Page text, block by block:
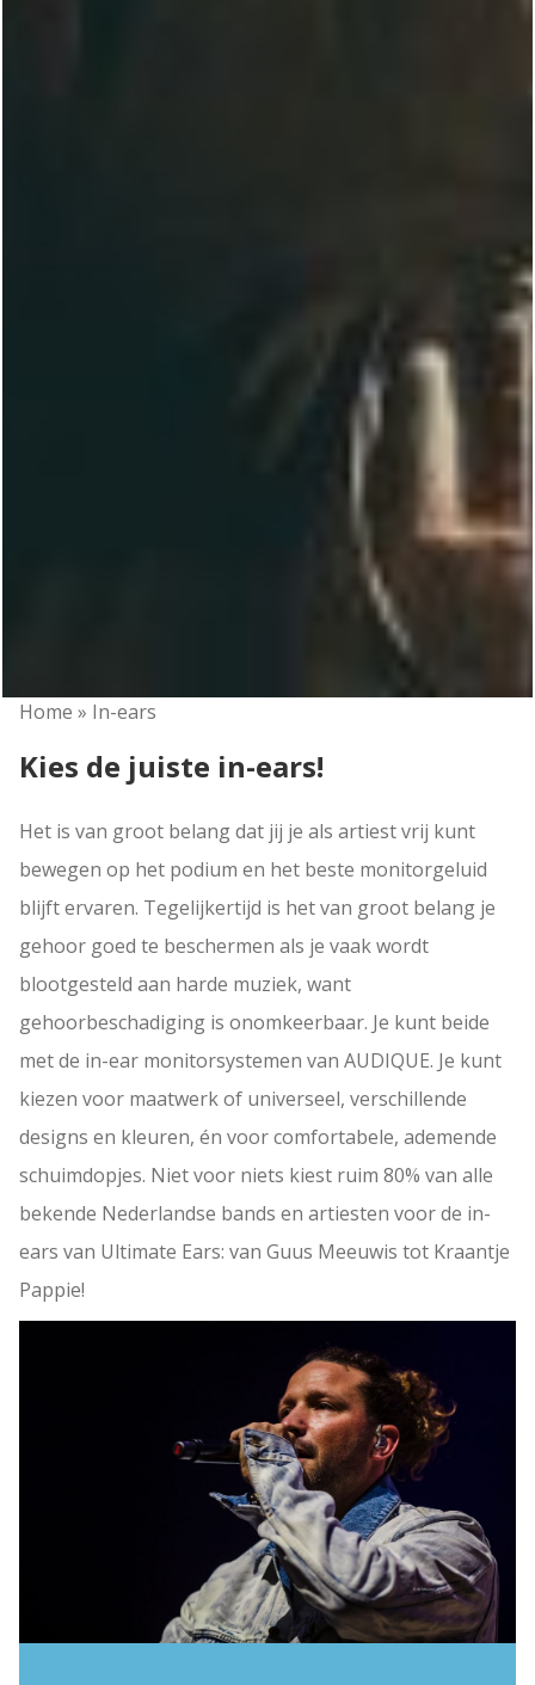
Home » In-ears
Kies de juiste in-ears!
Het is van groot belang dat jij je als artiest vrij kunt
bewegen op het podium en het beste monitorgeluid
blijft ervaren. Tegelijkertijd is het van groot belang je
gehoor goed te beschermen als je vaak wordt
blootgesteld aan harde muziek, want
gehoorbeschadiging is onomkeerbaar. Je kunt beide
met de in-ear monitorsystemen van AUDIQUE. Je kunt
kiezen voor maatwerk of universeel, verschillende
designs en kleuren, én voor comfortabele, ademende
schuimdopjes. Niet voor niets kiest ruim 80% van alle
bekende Nederlandse bands en artiesten voor de in-
ears van Ultimate Ears: van Guus Meeuwis tot Kraantje
Pappie!